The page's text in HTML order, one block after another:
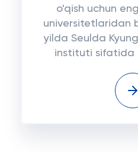
o'qish uchun
universitetlaridan
yilda Seulda
instituti sifatida